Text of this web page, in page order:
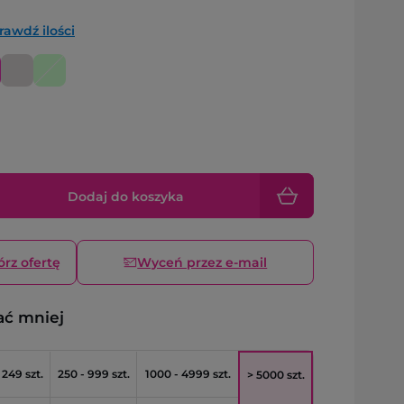
ilości
Dodaj do koszyka
ofertę Wyceń przez e-mail
mniej
249 szt. 250 - 999 szt. 1000 - 4999 szt. > 5000 szt.